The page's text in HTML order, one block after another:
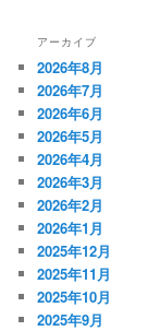
アーカイブ
2026年8月
2026年7月
2026年6月
2026年5月
2026年4月
2026年3月
2026年2月
2026年1月
2025年12月
2025年11月
2025年10月
2025年9月